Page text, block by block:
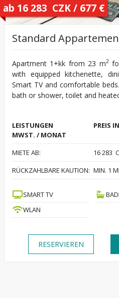
ab 16 283 CZK / 677 €
Standard
Apartment 1+kk from 23 m2
with equipped kitchenette,
Smart TV and comfortable
bath or shower, toilet and
LEISTUNGEN
PREIS
MWST. / MONAT
MIETE AB:
16 283
RÜCKZAHLBARE KAUTION: MIN. 1
SMART TV
WLAN
RESERVIEREN